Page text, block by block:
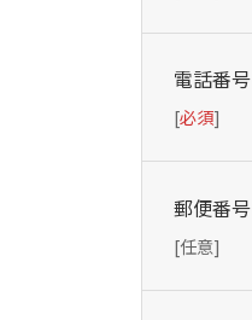
電話番号
[必須]
郵便番号
[任意]